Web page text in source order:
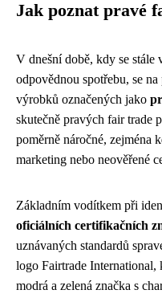
Jak poznat pravé
V dnešní době, kdy se stále
odpovědnou spotřebu, se
výrobků označených jako
skutečně pravých fair trade
poměrně náročné, zejména
marketing nebo neověřené
Základním vodítkem při
oficiálních certifikačních
uznávaných standardů
logo Fairtrade International,
modrá a zelená značka s